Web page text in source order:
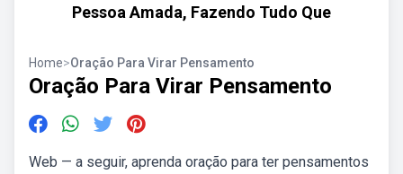
Pessoa Amada, Fazendo Tudo Que
Home>Oração Para Virar Pensamento
Oração Para Virar Pensamento
Web — a seguir, aprenda oração para ter pensamentos